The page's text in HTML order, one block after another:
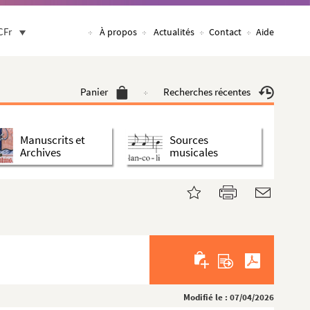
À propos Actualités Contact Aide
Panier Recherches récentes
Manuscrits et
Archives
Sources
musicales
Modifié le : 07/04/2026